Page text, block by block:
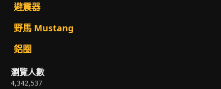
避震器
野馬 Mustang
鋁圈
瀏覽人數
4,342,537